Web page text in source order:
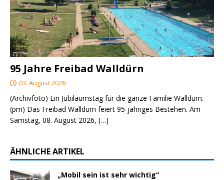
95 Jahre Freibad Walldürn
03. August 2026
(Archivfoto) Ein Jubiläumstag für die ganze Familie Walldürn.
(pm) Das Freibad Walldürn feiert 95-jähriges Bestehen. Am
Samstag, 08. August 2026, […]
ÄHNLICHE ARTIKEL
„Mobil sein ist sehr wichtig“